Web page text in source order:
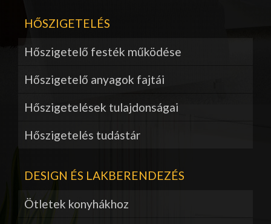
HŐSZIGETELÉS
Hőszigetelő festék működése
Hőszigetelő anyagok fajtái
Hőszigetelések tulajdonságai
Hőszigetelés tudástár
DESIGN ÉS LAKBERENDEZÉS
Ötletek konyhákhoz